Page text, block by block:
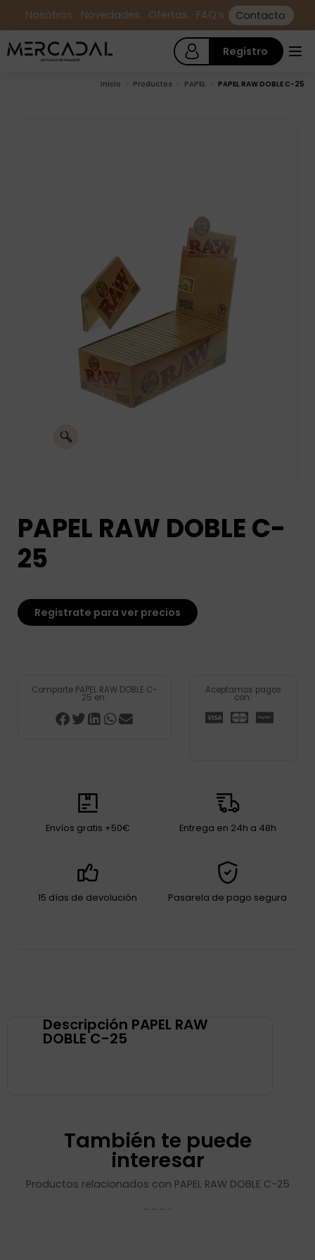
Nosotros Novedades Ofertas FAQ’s Contacto
Registro
Inicio Productos PAPEL PAPEL RAW DOBLE C-25
PAPEL RAW DOBLE C-
25
Registrate para ver precios
Comparte PAPEL RAW DOBLE C-
25 en:
Aceptamos pagos
con:
Envíos gratis +50€ Entrega en 24h a 48h
15 días de devolución Pasarela de pago segura
Descripción PAPEL RAW
DOBLE C-25
También te puede
interesar
Productos relacionados con PAPEL RAW DOBLE C-25